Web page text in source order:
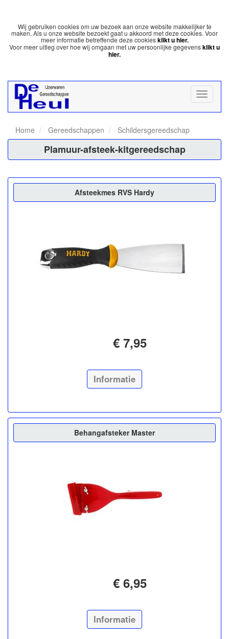
Wij gebruiken cookies om uw bezoek aan onze website makkelijker te
maken. Als u onze website bezoekt gaat u akkoord met deze cookies. Voor
meer informatie betreffende deze cookiesklikt u hier.
Voor meer uitleg over hoe wij omgaan met uw persoonlijke gegevensklikt u
hier.
Home Gereedschappen Schildersgereedschap
Plamuur-afsteek-kitgereedschap
Afsteekmes RVS Hardy
€ 7,95
Informatie
Behangafsteker Master
€ 6,95
Informatie